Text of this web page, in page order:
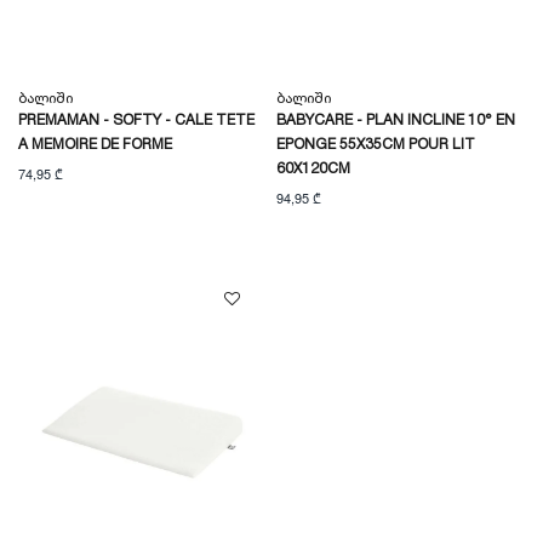
Ბალიში
PREMAMAN - SOFTY - CALE TETE
A MEMOIRE DE FORME
74,95 ₾
Ბალიში
BABYCARE - PLAN INCLINE 10° EN
EPONGE 55X35CM POUR LIT
60X120CM
94,95 ₾